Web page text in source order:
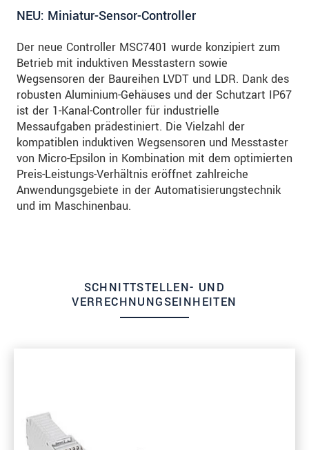
NEU: Miniatur-Sensor-Controller
Der neue Controller MSC7401 wurde konzipiert zum
Betrieb mit induktiven Messtastern sowie
Wegsensoren der Baureihen LVDT und LDR. Dank des
robusten Aluminium-Gehäuses und der Schutzart IP67
ist der 1-Kanal-Controller für industrielle
Messaufgaben prädestiniert. Die Vielzahl der
kompatiblen induktiven Wegsensoren und Messtaster
von Micro-Epsilon in Kombination mit dem optimierten
Preis-Leistungs-Verhältnis eröffnet zahlreiche
Anwendungsgebiete in der Automatisierungstechnik
und im Maschinenbau.
SCHNITTSTELLEN- UND
VERRECHNUNGSEINHEITEN